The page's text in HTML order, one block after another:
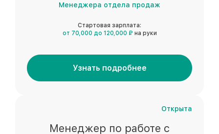
Менеджера отдела продаж
Стартовая зарплата:
от 70,000 до 120,000 ₽ на руки
Узнать подробнее
Открыта
Менеджер по работе с